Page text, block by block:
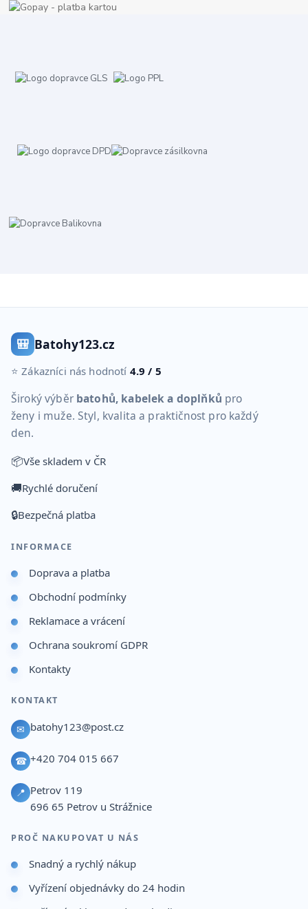
🎒 Batohy123.cz
⭐ Zákazníci nás hodnotí 4.9 / 5
Široký výběr batohů, kabelek a doplňků pro
ženy i muže. Styl, kvalita a praktičnost pro každý
den.
📦Vše skladem v ČR
🚚Rychlé doručení
🔒Bezpečná platba
INFORMACE
Doprava a platba
Obchodní podmínky
Reklamace a vrácení
Ochrana soukromí GDPR
Kontakty
KONTAKT
✉ batohy123@post.cz
☎ +420 704 015 667
📍 Petrov 119
696 65 Petrov u Strážnice
PROČ NAKUPOVAT U NÁS
Snadný a rychlý nákup
Vyřízení objednávky do 24 hodin